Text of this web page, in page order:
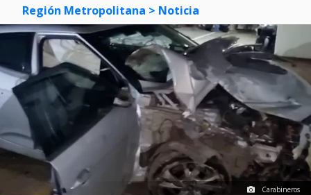
Región Metropolitana > Noticia
Carabineros